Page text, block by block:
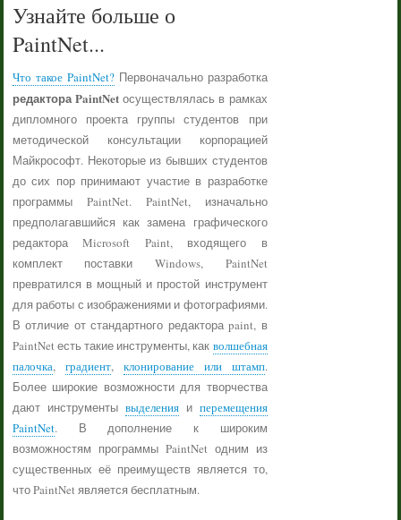
Узнайте больше о
PaintNet...
Что такое PaintNet?Первоначально разработка
редактора PaintNet осуществлялась в рамках
дипломного проекта группы студентов при
методической консультации корпорацией
Майкрософт. Некоторые из бывших студентов
до сих пор принимают участие в разработке
программы PaintNet. PaintNet, изначально
предполагавшийся как замена графического
редактора Microsoft Paint, входящего в
комплект поставки Windows, PaintNet
превратился в мощный и простой инструмент
для работы с изображениями и фотографиями.
В отличие от стандартного редактора paint, в
PaintNet есть такие инструменты, как волшебная
палочка, градиент, клонирование или штамп.
Более широкие возможности для творчества
дают инструменты выделенияи перемещения
PaintNet. В дополнение к широким
возможностям программы PaintNet одним из
существенных её преимуществ является то,
что PaintNet является бесплатным.